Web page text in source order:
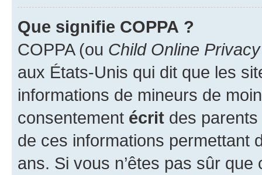
Que signifie COPPA ?
COPPA (ou Child Online
aux États-Unis qui dit que les
informations de mineurs de
consentement écrit des parents
de ces informations permettant
ans. Si vous n’êtes pas sûr